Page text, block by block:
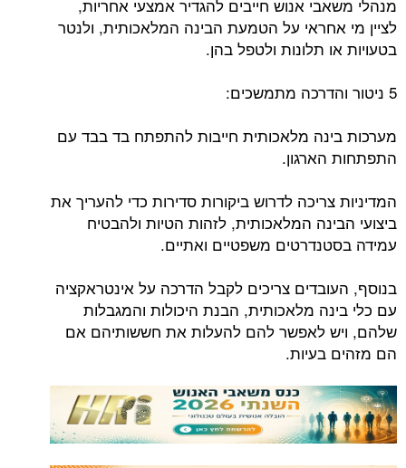
מנהלי משאבי אנוש חייבים להגדיר אמצעי אחריות,
לציין מי אחראי על הטמעת הבינה המלאכותית, ולנטר
בטעויות או תלונות ולטפל בהן.
5 ניטור והדרכה מתמשכים:
מערכות בינה מלאכותית חייבות להתפתח בד בבד עם
התפתחות הארגון.
המדיניות צריכה לדרוש ביקורות סדירות כדי להעריך את
ביצועי הבינה המלאכותית, לזהות הטיות ולהבטיח
עמידה בסטנדרטים משפטיים ואתיים.
בנוסף, העובדים צריכים לקבל הדרכה על אינטראקציה
עם כלי בינה מלאכותית, הבנת היכולות והמגבלות
שלהם, ויש לאפשר להם להעלות את חששותיהם אם
הם מזהים בעיות.